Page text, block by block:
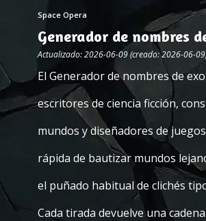
Space Opera
Generador de nombres
Actualizado: 2026-06-09 (creado: 2026-06-
El Generador de nombres de
escritores de ciencia ficción,
mundos y diseñadores de
rápida de bautizar mundos
el puñado habitual de clichés
Cada tirada devuelve una